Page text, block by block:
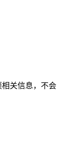
关信息，不会